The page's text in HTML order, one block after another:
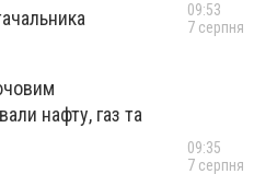
нафту, газ та
09:53
7 серпня
09:35
7 серпня